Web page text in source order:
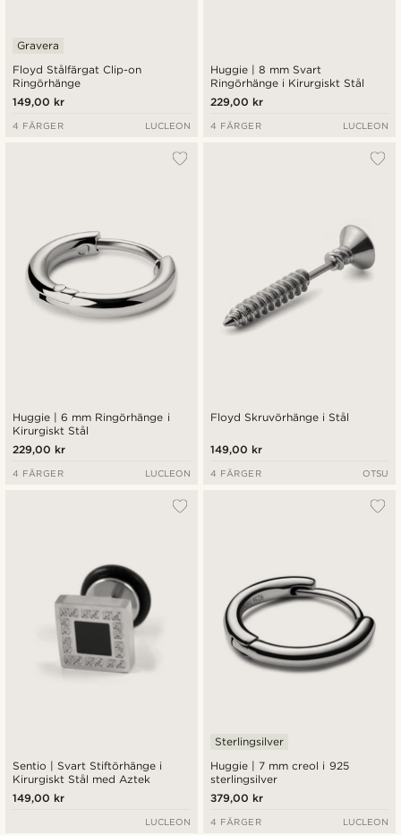
Floyd Stålfärgat Clip-on
Ringörhänge
Gravera
149,00 kr
4 FÄRGER LUCLEON
Huggie | 8 mm Svart
Ringörhänge i Kirurgiskt Stål
229,00 kr
4 FÄRGER LUCLEON
Huggie | 6 mm Ringörhänge i
Kirurgiskt Stål
229,00 kr
4 FÄRGER LUCLEON
Floyd Skruvörhänge i Stål
149,00 kr
4 FÄRGER OTSU
Sentio | Svart Stiftörhänge i
Kirurgiskt Stål med Aztek
149,00 kr
LUCLEON
Huggie | 7 mm creol i 925
sterlingsilver
Sterlingsilver
379,00 kr
4 FÄRGER LUCLEON